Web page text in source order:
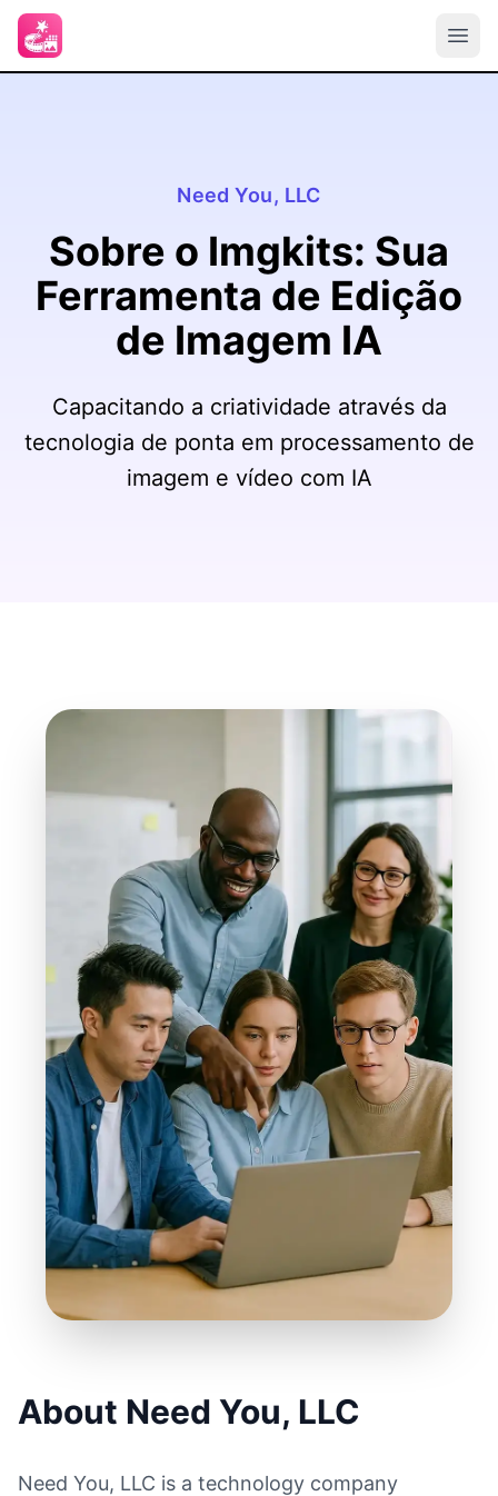
Need You, LLC
Sobre o Imgkits: Sua
Ferramenta de Edição
de Imagem IA
Capacitando a criatividade através da
tecnologia de ponta em processamento de
imagem e vídeo com IA
About Need You, LLC
Need You, LLC is a technology company